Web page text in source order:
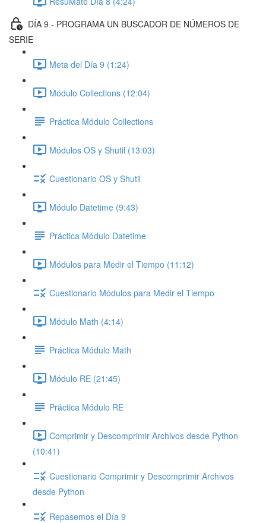
DÍA 9 - PROGRAMA UN BUSCADOR DE NÚMEROS DE
SERIE
Meta del Día 9 (1:24)
Módulo Collections (12:04)
Práctica Módulo Collections
Módulos OS y Shutil (13:03)
Cuestionario OS y Shutil
Módulo Datetime (9:43)
Práctica Módulo Datetime
Módulos para Medir el Tiempo (11:12)
Cuestionario Módulos para Medir el Tiempo
Módulo Math (4:14)
Práctica Módulo Math
Módulo RE (21:45)
Práctica Módulo RE
Comprimir y Descomprimir Archivos desde Python
(10:41)
Cuestionario Comprimir y Descomprimir Archivos
desde Python
Repasemos el Día 9